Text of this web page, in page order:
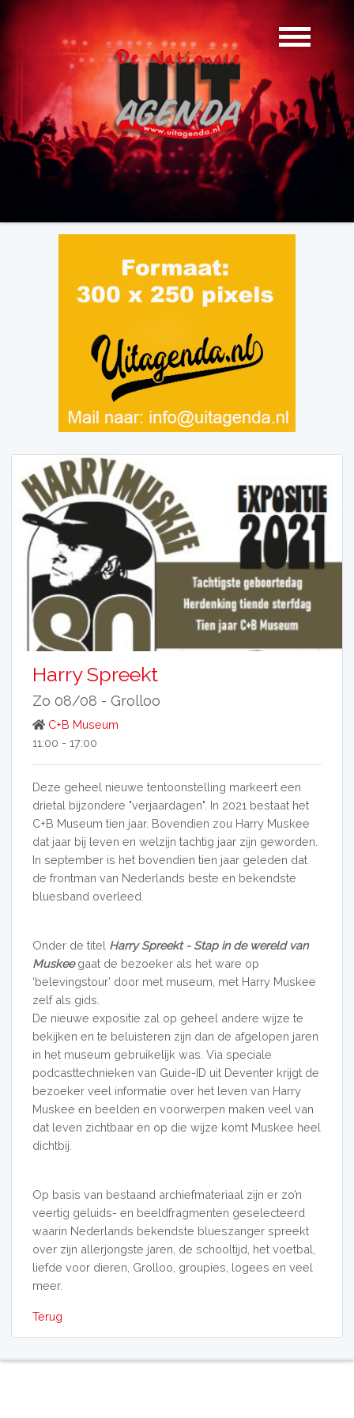
Harry Spreekt
Zo 08/08 - Grolloo
C+B Museum
11:00 - 17:00
Deze geheel nieuwe tentoonstelling markeert een
drietal bijzondere "verjaardagen". In 2021 bestaat het
C+B Museum tien jaar. Bovendien zou Harry Muskee
dat jaar bij leven en welzijn tachtig jaar zijn geworden.
In september is het bovendien tien jaar geleden dat
de frontman van Nederlands beste en bekendste
bluesband overleed.
Onder de titel Harry Spreekt - Stap in de wereld van
Muskeegaat de bezoeker als het ware op
‘belevingstour’ door met museum, met Harry Muskee
zelf als gids.
De nieuwe expositie zal op geheel andere wijze te
bekijken en te beluisteren zijn dan de afgelopen jaren
in het museum gebruikelijk was. Via speciale
podcasttechnieken van Guide-ID uit Deventer krijgt de
bezoeker veel informatie over het leven van Harry
Muskee en beelden en voorwerpen maken veel van
dat leven zichtbaar en op die wijze komt Muskee heel
dichtbij.
Op basis van bestaand archiefmateriaal zijn er zo’n
veertig geluids- en beeldfragmenten geselecteerd
waarin Nederlands bekendste blueszanger spreekt
over zijn allerjongste jaren, de schooltijd, het voetbal,
liefde voor dieren, Grolloo, groupies, logees en veel
meer.
Terug